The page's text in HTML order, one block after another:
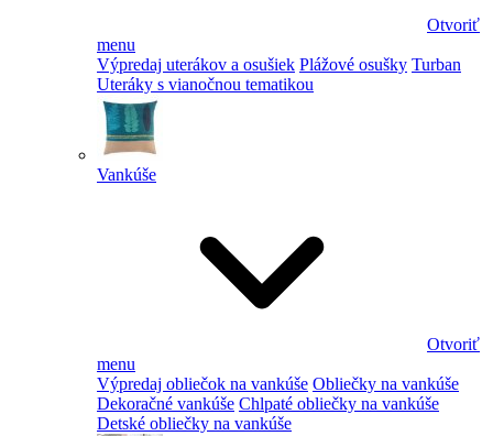
Otvoriť
menu
Výpredaj uterákov a osušiek Plážové osušky Turban
Uteráky s vianočnou tematikou
Vankúše
Otvoriť
menu
Výpredaj obliečok na vankúše Obliečky na vankúše
Dekoračné vankúše Chlpaté obliečky na vankúše
Detské obliečky na vankúše